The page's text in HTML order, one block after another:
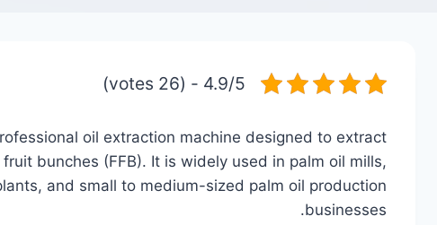
4.9/5 - (26 votes)
oil extraction machine designed to extract
bunches (FFB). It is widely used in palm oil mills,
and small to medium-sized palm oil production
businesses.